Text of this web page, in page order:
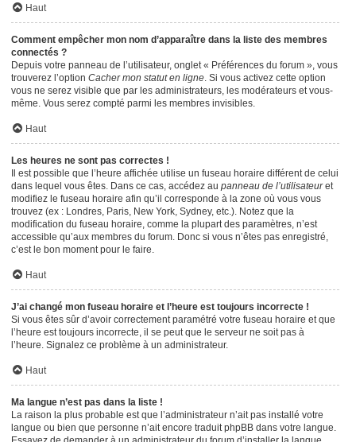
Haut
Comment empêcher mon nom d’apparaître dans la liste des membres
connectés ?
Depuis votre panneau de l’utilisateur, onglet « Préférences du forum », vous
trouverez l’option Cacher mon statut en ligne. Si vous activez cette option
vous ne serez visible que par les administrateurs, les modérateurs et vous-
même. Vous serez compté parmi les membres invisibles.
Haut
Les heures ne sont pas correctes !
Il est possible que l’heure affichée utilise un fuseau horaire différent de celui
dans lequel vous êtes. Dans ce cas, accédez au panneau de l’utilisateuret
modifiez le fuseau horaire afin qu’il corresponde à la zone où vous vous
trouvez (ex : Londres, Paris, New York, Sydney, etc.). Notez que la
modification du fuseau horaire, comme la plupart des paramètres, n’est
accessible qu’aux membres du forum. Donc si vous n’êtes pas enregistré,
c’est le bon moment pour le faire.
Haut
J’ai changé mon fuseau horaire et l’heure est toujours incorrecte !
Si vous êtes sûr d’avoir correctement paramétré votre fuseau horaire et que
l’heure est toujours incorrecte, il se peut que le serveur ne soit pas à
l’heure. Signalez ce problème à un administrateur.
Haut
Ma langue n’est pas dans la liste !
La raison la plus probable est que l’administrateur n’ait pas installé votre
langue ou bien que personne n’ait encore traduit phpBB dans votre langue.